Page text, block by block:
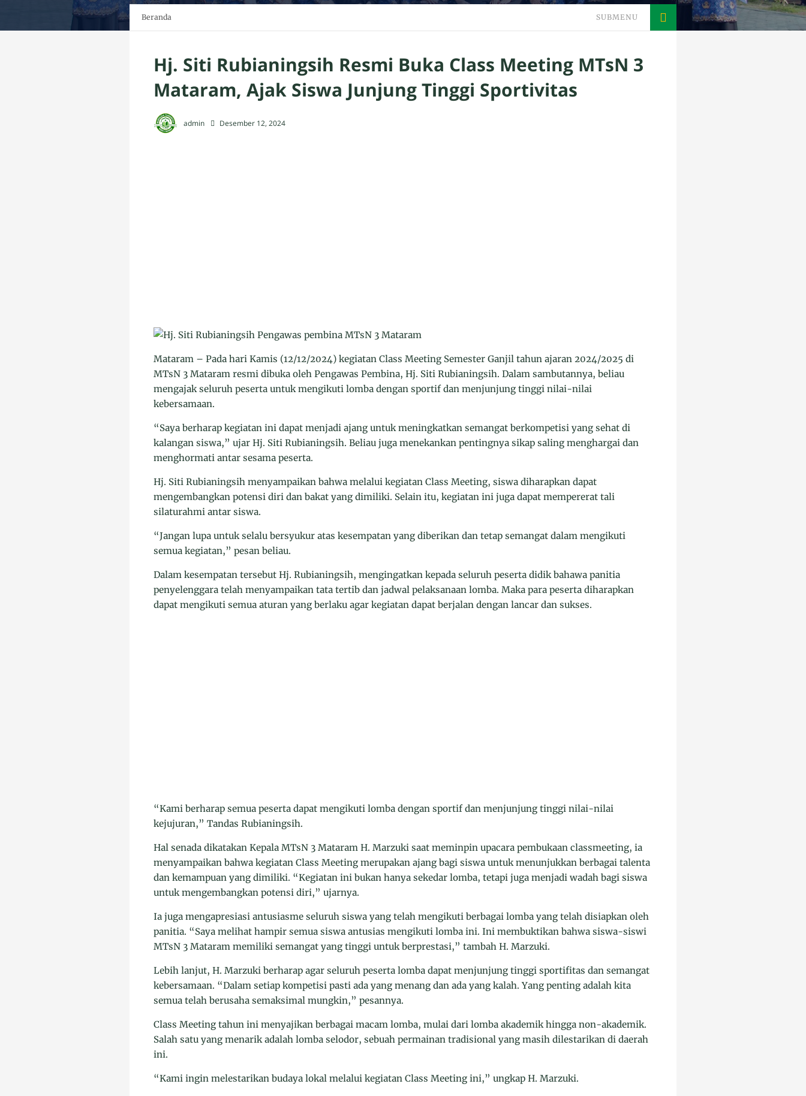
Beranda SUBMENU
Hj. Siti Rubianingsih Resmi Buka Class Meeting MTsN 3
Mataram, Ajak Siswa Junjung Tinggi Sportivitas
admin Desember 12, 2024
Mataram – Pada hari Kamis (12/12/2024) kegiatan Class Meeting Semester Ganjil tahun ajaran 2024/2025 di
MTsN 3 Mataram resmi dibuka oleh Pengawas Pembina, Hj. Siti Rubianingsih. Dalam sambutannya, beliau
mengajak seluruh peserta untuk mengikuti lomba dengan sportif dan menjunjung tinggi nilai-nilai
kebersamaan.
“Saya berharap kegiatan ini dapat menjadi ajang untuk meningkatkan semangat berkompetisi yang sehat di
kalangan siswa,” ujar Hj. Siti Rubianingsih. Beliau juga menekankan pentingnya sikap saling menghargai dan
menghormati antar sesama peserta.
Hj. Siti Rubianingsih menyampaikan bahwa melalui kegiatan Class Meeting, siswa diharapkan dapat
mengembangkan potensi diri dan bakat yang dimiliki. Selain itu, kegiatan ini juga dapat mempererat tali
silaturahmi antar siswa.
“Jangan lupa untuk selalu bersyukur atas kesempatan yang diberikan dan tetap semangat dalam mengikuti
semua kegiatan,” pesan beliau.
Dalam kesempatan tersebut Hj. Rubianingsih, mengingatkan kepada seluruh peserta didik bahawa panitia
penyelenggara telah menyampaikan tata tertib dan jadwal pelaksanaan lomba. Maka para peserta diharapkan
dapat mengikuti semua aturan yang berlaku agar kegiatan dapat berjalan dengan lancar dan sukses.
“Kami berharap semua peserta dapat mengikuti lomba dengan sportif dan menjunjung tinggi nilai-nilai
kejujuran,” Tandas Rubianingsih.
Hal senada dikatakan Kepala MTsN 3 Mataram H. Marzuki saat meminpin upacara pembukaan classmeeting, ia
menyampaikan bahwa kegiatan Class Meeting merupakan ajang bagi siswa untuk menunjukkan berbagai talenta
dan kemampuan yang dimiliki. “Kegiatan ini bukan hanya sekedar lomba, tetapi juga menjadi wadah bagi siswa
untuk mengembangkan potensi diri,” ujarnya.
Ia juga mengapresiasi antusiasme seluruh siswa yang telah mengikuti berbagai lomba yang telah disiapkan oleh
panitia. “Saya melihat hampir semua siswa antusias mengikuti lomba ini. Ini membuktikan bahwa siswa-siswi
MTsN 3 Mataram memiliki semangat yang tinggi untuk berprestasi,” tambah H. Marzuki.
Lebih lanjut, H. Marzuki berharap agar seluruh peserta lomba dapat menjunjung tinggi sportifitas dan semangat
kebersamaan. “Dalam setiap kompetisi pasti ada yang menang dan ada yang kalah. Yang penting adalah kita
semua telah berusaha semaksimal mungkin,” pesannya.
Class Meeting tahun ini menyajikan berbagai macam lomba, mulai dari lomba akademik hingga non-akademik.
Salah satu yang menarik adalah lomba selodor, sebuah permainan tradisional yang masih dilestarikan di daerah
ini.
“Kami ingin melestarikan budaya lokal melalui kegiatan Class Meeting ini,” ungkap H. Marzuki.